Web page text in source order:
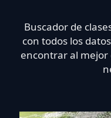
Buscador de
con todos los
encontrar al mejor